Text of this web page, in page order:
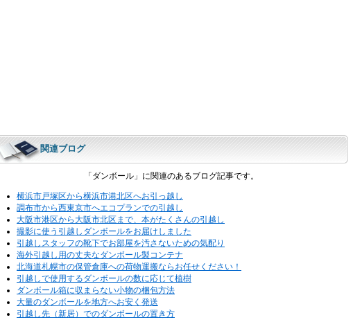
関連ブログ
「ダンボール」に関連のあるブログ記事です。
横浜市戸塚区から横浜市港北区へお引っ越し
調布市から西東京市へエコプランでの引越し
大阪市港区から大阪市北区まで、本がたくさんの引越し
撮影に使う引越しダンボールをお届けしました
引越しスタッフの靴下でお部屋を汚さないための気配り
海外引越し用の丈夫なダンボール製コンテナ
北海道札幌市の保管倉庫への荷物運搬ならお任せください！
引越しで使用するダンボールの数に応じて植樹
ダンボール箱に収まらない小物の梱包方法
大量のダンボールを地方へお安く発送
引越し先（新居）でのダンボールの置き方